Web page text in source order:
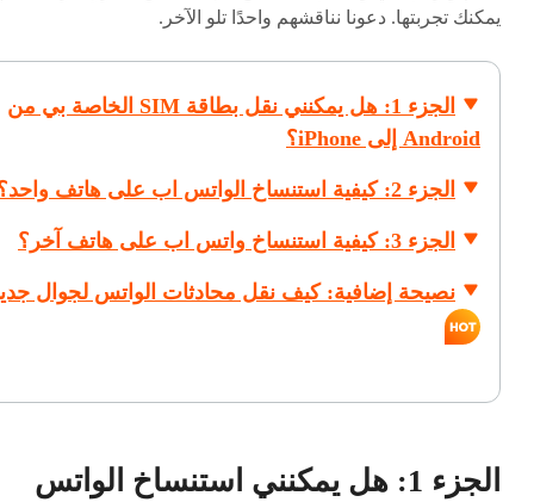
يمكنك تجربتها. دعونا نناقشهم واحدًا تلو الآخر.
الجزء 1: هل يمكنني نقل بطاقة SIM الخاصة بي من
Android إلى iPhone؟
الجزء 2: كيفية استنساخ الواتس اب على هاتف واحد؟
الجزء 3: كيفية استنساخ واتس اب على هاتف آخر؟
نصيحة إضافية: كيف نقل محادثات الواتس لجوال
الجزء 1: هل يمكنني استنساخ الواتس